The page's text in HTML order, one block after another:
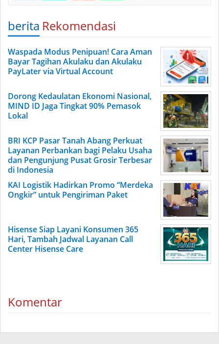
berita Rekomendasi
Waspada Modus Penipuan! Cara Aman
Bayar Tagihan Akulaku dan Akulaku
PayLater via Virtual Account
Dorong Kedaulatan Ekonomi Nasional,
MIND ID Jaga Tingkat 90% Pemasok
Lokal
BRI KCP Pasar Tanah Abang Perkuat
Layanan Perbankan bagi Pelaku Usaha
dan Pengunjung Pusat Grosir Terbesar
di Indonesia
KAI Logistik Hadirkan Promo “Merdeka
Ongkir” untuk Pengiriman Paket
Hisense Siap Layani Konsumen 365
Hari, Tambah Jadwal Layanan Call
Center Hisense Care
Komentar